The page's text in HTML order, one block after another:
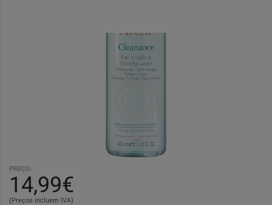
PREÇO:
14,99€
(Preços incluem IVA)